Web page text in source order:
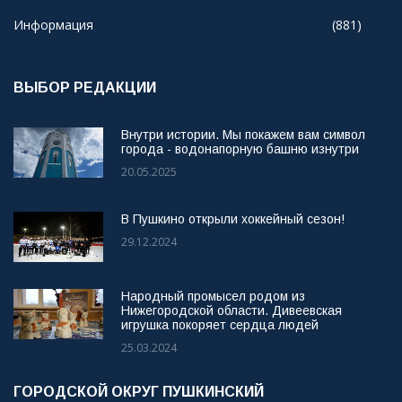
Информация (881)
ВЫБОР РЕДАКЦИИ
Внутри истории. Мы покажем вам символ
города - водонапорную башню изнутри
20.05.2025
В Пушкино открыли хоккейный сезон!
29.12.2024
Народный промысел родом из
Нижегородской области. Дивеевская
игрушка покоряет сердца людей
25.03.2024
ГОРОДСКОЙ ОКРУГ ПУШКИНСКИЙ